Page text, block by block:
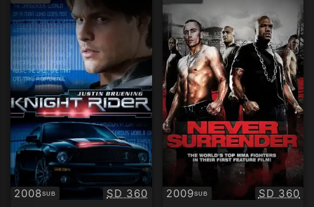
2008SUB
Субтитри Качество:
SD 360 2009SUB
Субтитри SD 360